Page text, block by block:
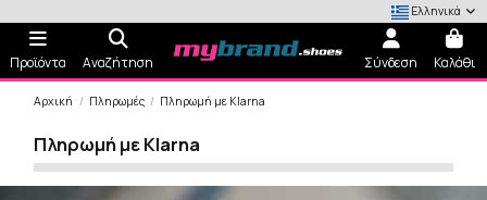
Ελληνικά
Προϊόντα Αναζήτηση Σύνδεση Καλάθι
Αρχική Πληρωμές Πληρωμή με Klarna
Πληρωμή με Klarna